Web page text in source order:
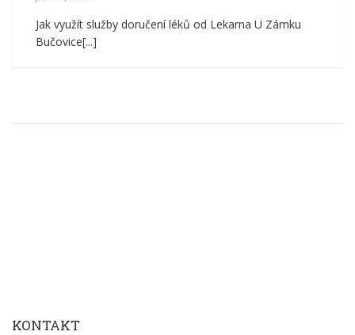
Jak využít služby doručení léků od Lekarna U Zámku
Bučovice[...]
KONTAKT